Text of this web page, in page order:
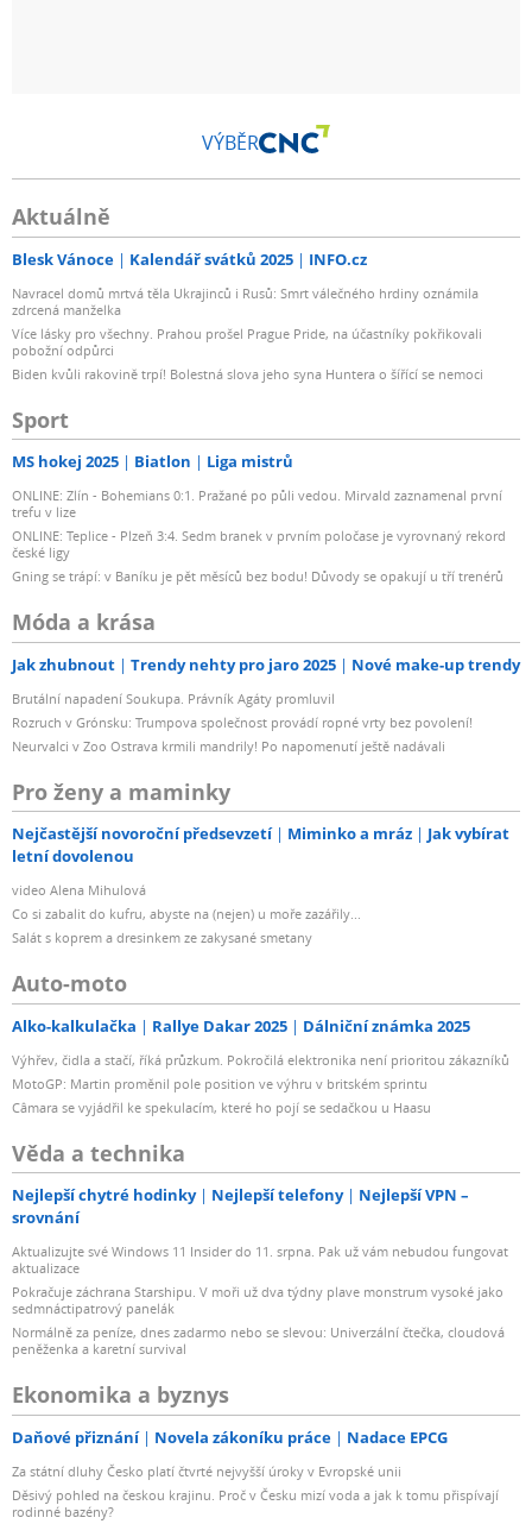
VÝBĚR
Aktuálně
Blesk Vánoce Kalendář svátků 2025 INFO.cz
Navracel domů mrtvá těla Ukrajinců i Rusů: Smrt válečného hrdiny oznámila
zdrcená manželka
Více lásky pro všechny. Prahou prošel Prague Pride, na účastníky pokřikovali
pobožní odpůrci
Biden kvůli rakovině trpí! Bolestná slova jeho syna Huntera o šířící se nemoci
Sport
MS hokej 2025 Biatlon Liga mistrů
ONLINE: Zlín - Bohemians 0:1. Pražané po půli vedou. Mirvald zaznamenal první
trefu v lize
ONLINE: Teplice - Plzeň 3:4. Sedm branek v prvním poločase je vyrovnaný rekord
české ligy
Gning se trápí: v Baníku je pět měsíců bez bodu! Důvody se opakují u tří trenérů
Móda a krása
Jak zhubnout Trendy nehty pro jaro 2025 Nové make-up trendy
Brutální napadení Soukupa. Právník Agáty promluvil
Rozruch v Grónsku: Trumpova společnost provádí ropné vrty bez povolení!
Neurvalci v Zoo Ostrava krmili mandrily! Po napomenutí ještě nadávali
Pro ženy a maminky
Nejčastější novoroční předsevzetí Miminko a mráz
Jak vybírat
letní dovolenou
video Alena Mihulová
Co si zabalit do kufru, abyste na (nejen) u moře zazářily...
Salát s koprem a dresinkem ze zakysané smetany
Auto-moto
Alko-kalkulačka Rallye Dakar 2025 Dálniční známka 2025
Výhřev, čidla a stačí, říká průzkum. Pokročilá elektronika není prioritou zákazníků
MotoGP: Martin proměnil pole position ve výhru v britském sprintu
Câmara se vyjádřil ke spekulacím, které ho pojí se sedačkou u Haasu
Věda a technika
Nejlepší chytré hodinky Nejlepší telefony
Nejlepší VPN –
srovnání
Aktualizujte své Windows 11 Insider do 11. srpna. Pak už vám nebudou fungovat
aktualizace
Pokračuje záchrana Starshipu. V moři už dva týdny plave monstrum vysoké jako
sedmnáctipatrový panelák
Normálně za peníze, dnes zadarmo nebo se slevou: Univerzální čtečka, cloudová
peněženka a karetní survival
Ekonomika a byznys
Daňové přiznání Novela zákoníku práce Nadace EPCG
Za státní dluhy Česko platí čtvrté nejvyšší úroky v Evropské unii
Děsivý pohled na českou krajinu. Proč v Česku mizí voda a jak k tomu přispívají
rodinné bazény?